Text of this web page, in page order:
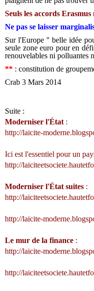
Seuls les accords
Ne pas se laisser
Sur l'Europe '' belle idée
seule zone euro pour en
renouvelables ni polluantes
** : constitution de
Crab 3 Mars 2014
Suite :
Moderniser l'État :
http://laicite-
Ici est l'essentiel pour un
http://
Moderniser l'État suites :
http://
http://laicite-
Le mur de la finance :
http://laicite-
http://